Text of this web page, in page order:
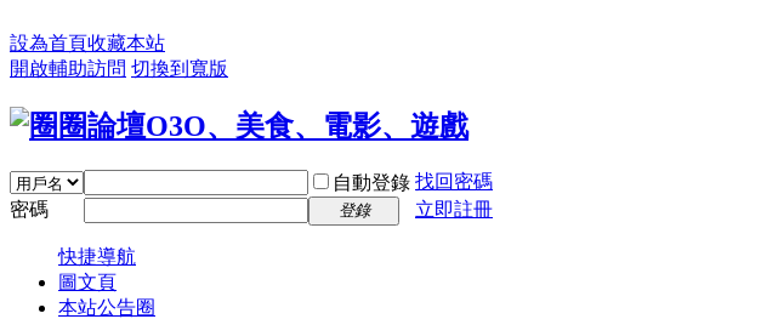
設為首頁收藏本站
開啟輔助訪問 切換到寬版
自動登錄 找回密碼
密碼
登錄 立即註冊
快捷導航
圖文頁
本站公告圈